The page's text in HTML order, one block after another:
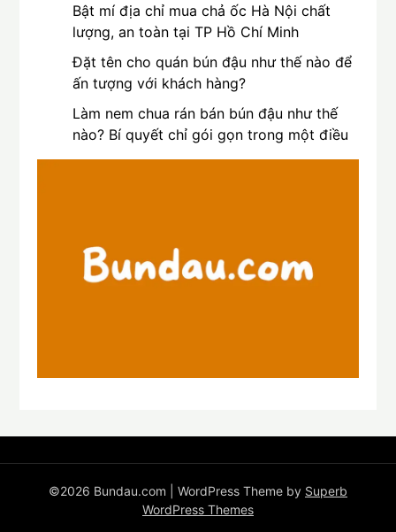
Bật mí địa chỉ mua chả ốc Hà Nội chất
lượng, an toàn tại TP Hồ Chí Minh
Đặt tên cho quán bún đậu như thế nào để
ấn tượng với khách hàng?
Làm nem chua rán bán bún đậu như thế
nào? Bí quyết chỉ gói gọn trong một điều
©2026 Bundau.com | WordPress Theme by Superb
WordPress Themes